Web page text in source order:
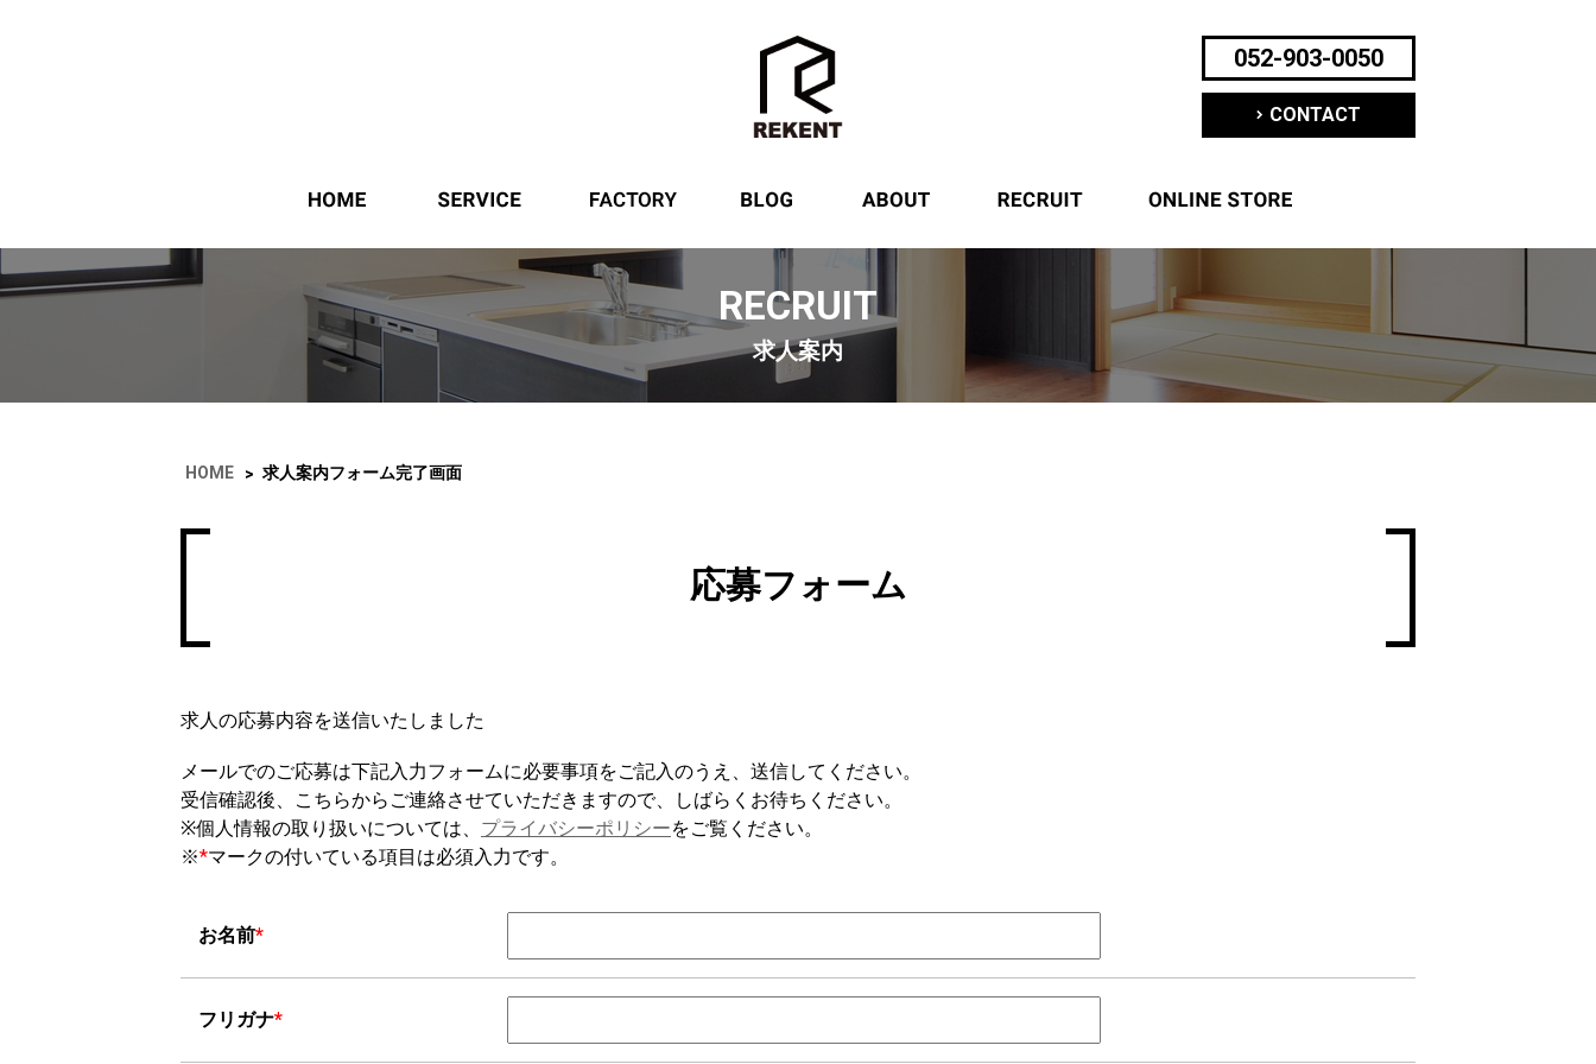
052-903-0050
CONTACT
RECRUIT
求人案内
HOME > 求人案内フォーム完了画面
応募フォーム
求人の応募内容を送信いたしました
メールでのご応募は下記入力フォームに必要事項をご記入のうえ、送信してください。
受信確認後、こちらからご連絡させていただきますので、しばらくお待ちください。
※個人情報の取り扱いについては、 プライバシーポリシーをご覧ください。
※*マークの付いている項目は必須入力です。
お名前*
フリガナ*